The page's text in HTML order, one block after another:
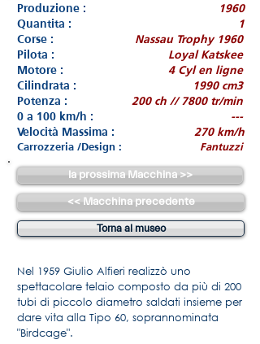
Produzione :
1960
Quantita :
1
Corse :
Nassau Trophy 1960
Pilota :
Loyal Katskee
Motore :
4 Cyl en ligne
Cilindrata :
1990 cm3
Potenza :
200 ch // 7800 tr/min
0 a 100 km/h :
---
Velocità Massima :
270 km/h
Carrozzeria /Design : Fantuzzi
la prossima Macchina >>
<< Macchina precedente
Torna al museo
Nel 1959 Giulio Alfieri realizzò uno
spettacolare telaio composto da più di 200
tubi di piccolo diametro saldati insieme per
dare vita alla Tipo 60, soprannominata
"Birdcage".